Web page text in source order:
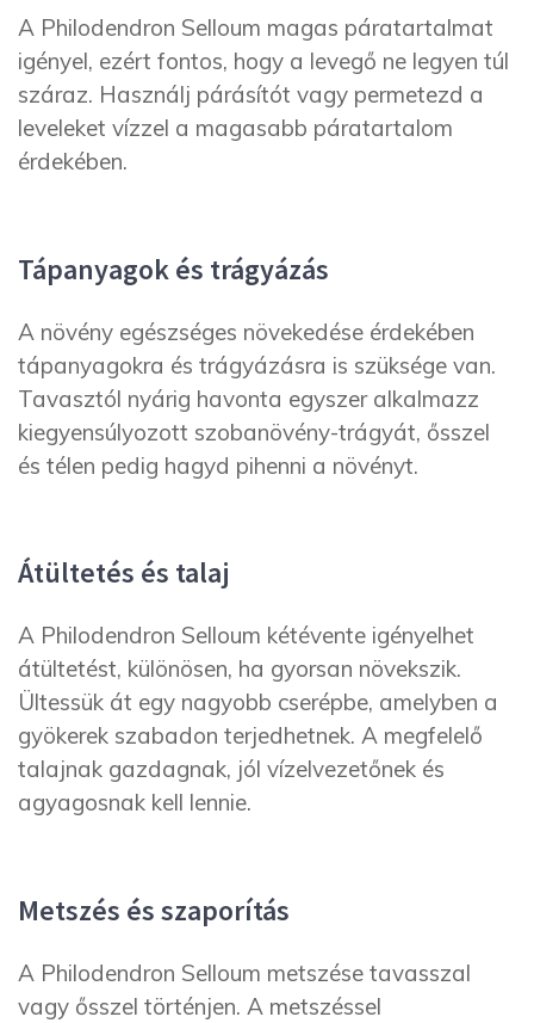
A Philodendron Selloum magas páratartalmat
igényel, ezért fontos, hogy a levegő ne legyen túl
száraz. Használj párásítót vagy permetezd a
leveleket vízzel a magasabb páratartalom
érdekében.
Tápanyagok és trágyázás
A növény egészséges növekedése érdekében
tápanyagokra és trágyázásra is szüksége van.
Tavasztól nyárig havonta egyszer alkalmazz
kiegyensúlyozott szobanövény-trágyát, ősszel
és télen pedig hagyd pihenni a növényt.
Átültetés és talaj
A Philodendron Selloum kétévente igényelhet
átültetést, különösen, ha gyorsan növekszik.
Ültessük át egy nagyobb cserépbe, amelyben a
gyökerek szabadon terjedhetnek. A megfelelő
talajnak gazdagnak, jól vízelvezetőnek és
agyagosnak kell lennie.
Metszés és szaporítás
A Philodendron Selloum metszése tavasszal
vagy ősszel történjen. A metszéssel